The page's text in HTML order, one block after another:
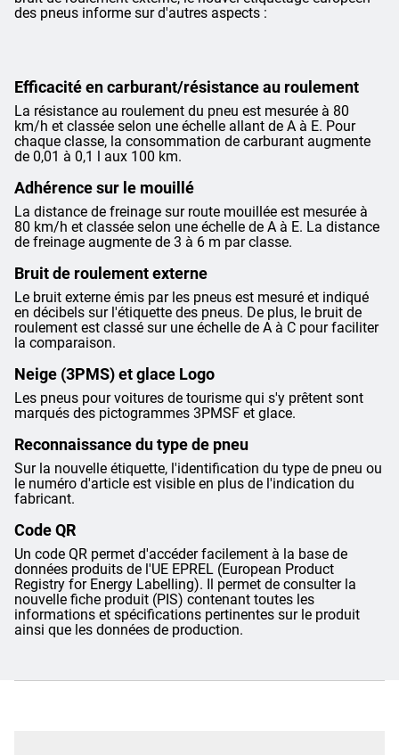
des pneus informe sur d'autres aspects :
Efficacité en carburant/résistance au roulement
La résistance au roulement du pneu est mesurée à 80
km/h et classée selon une échelle allant de A à E. Pour
chaque classe, la consommation de carburant augmente
de 0,01 à 0,1 l aux 100 km.
Adhérence sur le mouillé
La distance de freinage sur route mouillée est mesurée à
80 km/h et classée selon une échelle de A à E. La distance
de freinage augmente de 3 à 6 m par classe.
Bruit de roulement externe
Le bruit externe émis par les pneus est mesuré et indiqué
en décibels sur l'étiquette des pneus. De plus, le bruit de
roulement est classé sur une échelle de A à C pour faciliter
la comparaison.
Neige (3PMS) et glace Logo
Les pneus pour voitures de tourisme qui s'y prêtent sont
marqués des pictogrammes 3PMSF et glace.
Reconnaissance du type de pneu
Sur la nouvelle étiquette, l'identification du type de pneu ou
le numéro d'article est visible en plus de l'indication du
fabricant.
Code QR
Un code QR permet d'accéder facilement à la base de
données produits de l'UE EPREL (European Product
Registry for Energy Labelling). Il permet de consulter la
nouvelle fiche produit (PIS) contenant toutes les
informations et spécifications pertinentes sur le produit
ainsi que les données de production.